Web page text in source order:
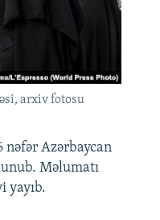
arxiv fotosu
nəfər Azərbaycan
Məlumatı
yayıb.